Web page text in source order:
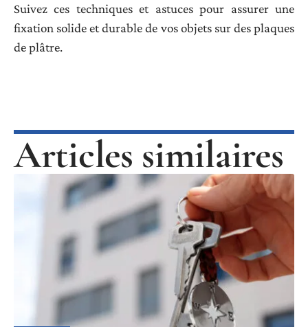
Suivez ces techniques et astuces pour assurer une
fixation solide et durable de vos objets sur des plaques
de plâtre.
Articles similaires